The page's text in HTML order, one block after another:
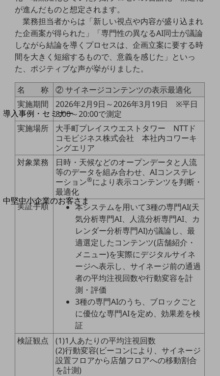
運用保守・故障紛失サポート
回線・ネットワーク
お手続き
別ウィンドウで開きます
サービスをご利用中のお客さま
導入事例・セミナー
導入事例TOP
最新の導入事例や注目の導入事例をご紹介します
セミナー
開催・出展する各種セミナー、イベント情報をご紹介します
別ウィンドウで開きます
中堅中小企業のお客さま
NTTドコモビジネスウォッチ
ビジネスお役立ち情報
旬な話題やお役立ち資料などDXの課題を
解決するヒントをお届けする記事サイト
お役立ち資料ダウンロード
サービス・ソリューション
課題やニーズに合ったサービスをご紹介し、
中堅中小企業のビジネスをサポート！
お悩みから見つける
お悩みから見つけるTOP
が進んだものと想定されます。
業務担当者からは「新しい視点や内容が盛り込まれ
た企画案が得られた」「専門性の異なるAI同士が議論
しながら結論を導くプロセスは、企画立案に要する時
間を大きく短縮するもので、意義を感じた」といっ
た、ポジティブな声が挙がりました。
名 称
② サイネージコンテンツの表示最適化
実施期間
2026年2月9日～2026年3月19日 ※平日
8:00～20:00で測定
実施場所
大手町プレイスウエストタワー NTTド
コモビジネス株式会社 本社内コワーキ
ングエリア
対象業務
日時・天候などのオープンデータと人流
等のデータを組み合わせ、AIコンステレ
ーション®により表示コンテンツを判断・
最適化
実証手順
本システムを用いて3種の専門AI(天
気分析専門AI、人流分析専門AI、カ
レンダー分析専門AI)が議論し、最
適選定したコンテンツ(店舗紹介・
メニュー)を実際にデジタルサイネ
ージへ表示し、サイネージ前の通過
者の平均注視回数や行動変容を計
測・評価
3種の専門AIのうち、ブロックごと
に優位な専門AIを定め、効果差を検
証
検証観点
(1)1人あたりの平均注視回数
(2)行動変容(ビーコンにより、サイネージ
設置フロアから店舗フロアへの移動割合
を計測)